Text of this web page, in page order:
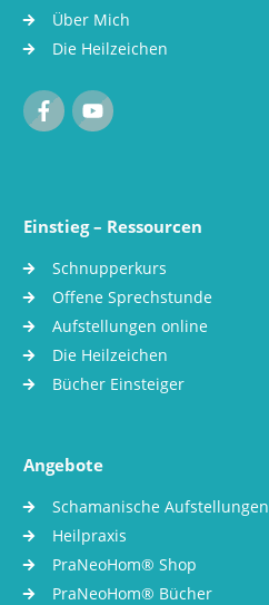
Über Mich
Die Heilzeichen
Einstieg – Ressourcen
Schnupperkurs
Offene Sprechstunde
Aufstellungen online
Die Heilzeichen
Bücher Einsteiger
Angebote
Schamanische Aufstellungen
Heilpraxis
PraNeoHom® Shop
PraNeoHom® Bücher